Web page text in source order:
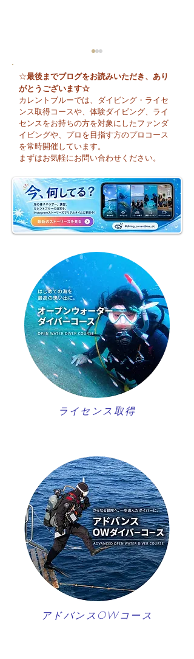
今日も暑い一日になり
そうですね☀️
☆最後までブログをお読みいただき、あり
がとうございます☆
カレントブルーでは、ダイビング・ライセ
ンス取得コースや、体験ダイビング、ライ
センスをお持ちの方を対象にしたファンダ
イビングや、プロを目指す方のプロコース
を常時開催しています。
まずはお気軽にお問い合わせください。
ライセンス取得
アドバンスOWコース